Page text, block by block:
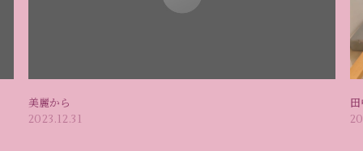
美麗から
2023.12.31